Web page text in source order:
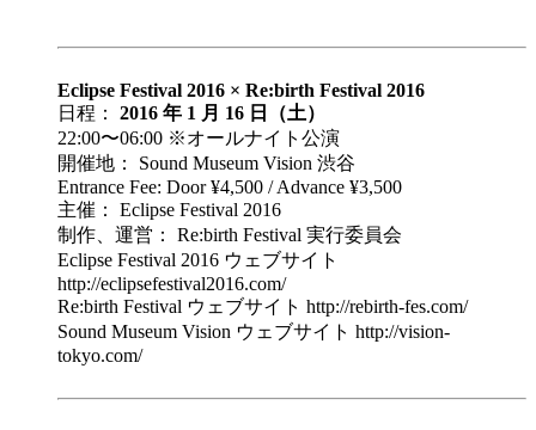
Eclipse Festival 2016 × Re:birth Festival 2016
日程： 2016 年 1 月 16 日（土）
22:00〜06:00 ※オールナイト公演
開催地： Sound Museum Vision 渋谷
Entrance Fee: Door ¥4,500 / Advance ¥3,500
主催： Eclipse Festival 2016
制作、運営： Re:birth Festival 実行委員会
Eclipse Festival 2016 ウェブサイト
http://eclipsefestival2016.com/
Re:birth Festival ウェブサイト http://rebirth-fes.com/
Sound Museum Vision ウェブサイト http://vision-
tokyo.com/